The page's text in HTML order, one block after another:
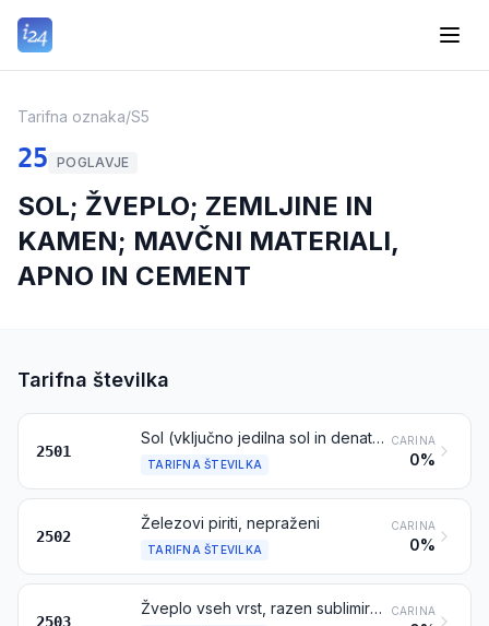
Tarifna oznaka/S5
25 POGLAVJE
SOL; ŽVEPLO; ZEMLJINE IN
KAMEN; MAVČNI MATERIALI,
APNO IN CEMENT
Tarifna številka
2501
Sol (vključno jedilna sol in denaturirana sol) in čisti natrijev klorid, v vodni raztopini ali ne, ali z dodatkom snovi proti skepljanju ali za sipkost ali ne; morska voda
TARIFNA ŠTEVILKA
CARINA
0%
2502
Železovi piriti, nepraženi
TARIFNA ŠTEVILKA
CARINA
0%
2503
Žveplo vseh vrst, razen sublimiranega, oborjenega in koloidnega žvepla CARINA